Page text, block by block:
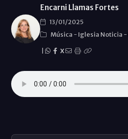
Encarni Llamas Fortes
13/01/2025
Música - Iglesia Noticia -
X